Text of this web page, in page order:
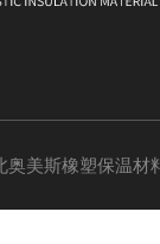
奥美斯橡塑保温